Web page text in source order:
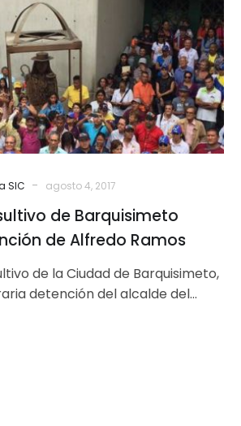
Barquisimeto
rechaza
detención
de
Alfredo
Ramos
SIC - agosto 4, 2017
de Barquisimeto
de Alfredo Ramos
de la Ciudad de Barquisimeto,
detención del alcalde del